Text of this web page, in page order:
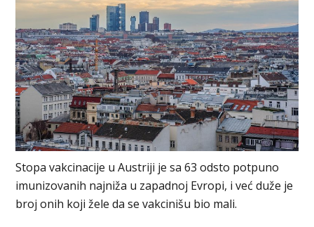
Stopa vakcinacije u Austriji je sa 63 odsto potpuno
imunizovanih najniža u zapadnoj Evropi, i već duže je
broj onih koji žele da se vakcinišu bio mali.